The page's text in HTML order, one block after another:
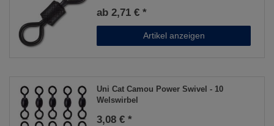
ab 2,71 € *
Artikel anzeigen
Uni Cat Camou Power Swivel - 10
Welswirbel
3,08 € *